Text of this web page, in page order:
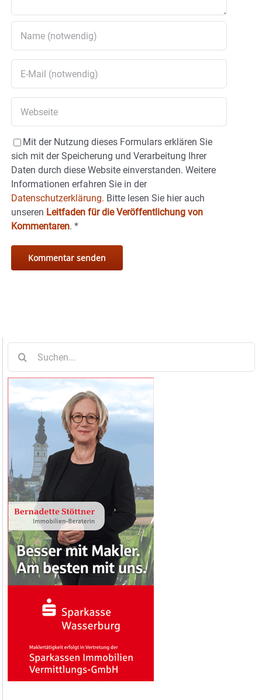
Mit der Nutzung dieses Formulars erklären Sie
sich mit der Speicherung und Verarbeitung Ihrer
Daten durch diese Website einverstanden. Weitere
Informationen erfahren Sie in der
Datenschutzerklärung. Bitte lesen Sie hier auch
unseren Leitfaden für die Veröffentlichung von
Kommentaren. *
nach: